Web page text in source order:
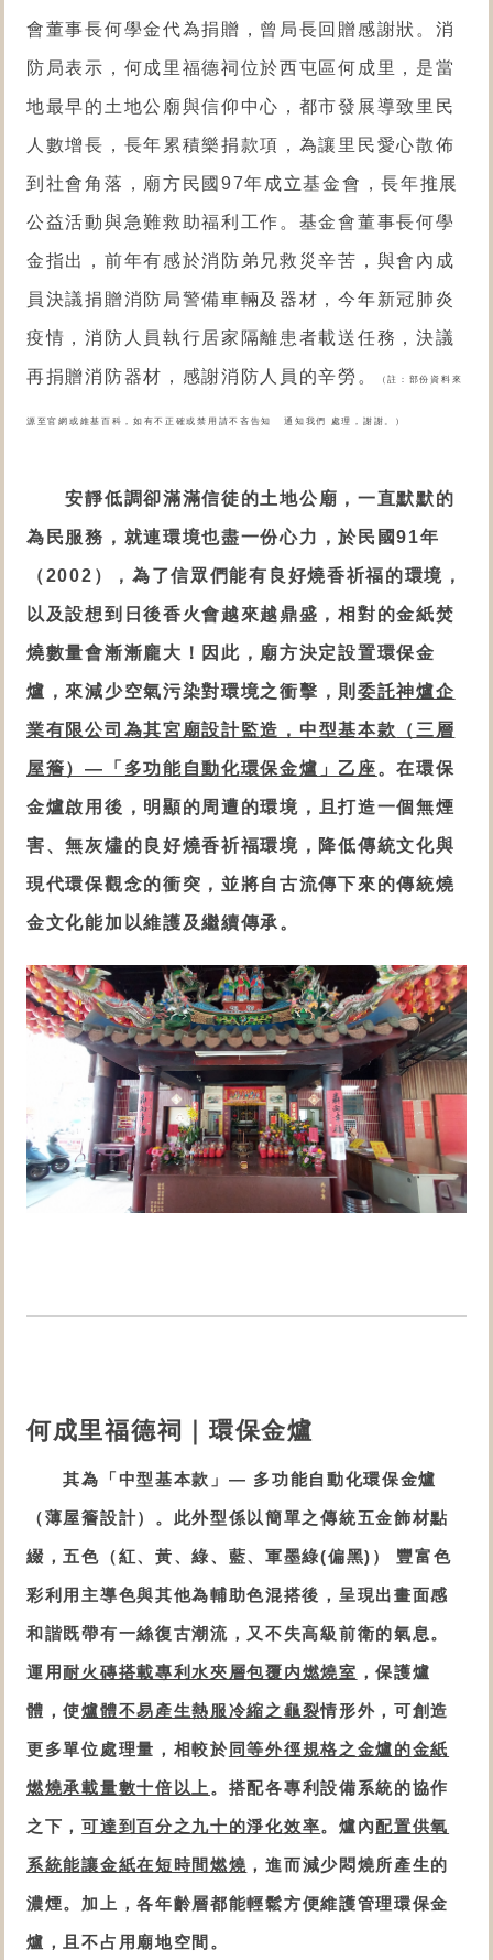
會董事長何學金代為捐贈，曾局長回贈感謝狀。消
防局表示，何成里福德祠位於西屯區何成里，是當
地最早的土地公廟與信仰中心，都市發展導致里民
人數增長，長年累積樂捐款項，為讓里民愛心散佈
到社會角落，廟方民國97年成立基金會，長年推展
公益活動與急難救助福利工作。基金會董事長何學
金指出，前年有感於消防弟兄救災辛苦，與會內成
員決議捐贈消防局警備車輛及器材，今年新冠肺炎
疫情，消防人員執行居家隔離患者載送任務，決議
再捐贈消防器材，感謝消防人員的辛勞。 （註：部份資料來
源至官網或維基百科，如有不正確或禁用請不吝告知 通知我們 處理，謝謝。）
安靜低調卻滿滿信徒的土地公廟，一直默默的
為民服務 ，就連環境也盡一份心力，於民國91年
（2002）， 為了信眾們能有良好燒香祈福的環境，
以及設想到日後香火會越來越鼎盛，相對的金紙焚
燒數量會漸漸龐大！因此，廟方決定設置環保金
爐 ，來減少空氣污染對環境之衝擊，則 委託神爐企
業有限公司為其宮廟設計監造， 中型基本款 （三層
屋簷）—「多功能自動化環保金爐 」乙座。在環保
金爐啟用後，明顯的周遭的環境，且打造一個無煙
害、無灰燼的良好燒香祈福環境，降低傳統文化與
現代環保觀念的衝突，並將自古流傳下來的傳統燒
金文化能加以維護及繼續傳承。
何成里福德祠｜環保金爐
其為「中型基本款 」— 多功能自動化環保金爐
（薄屋簷設計）。此外型係以簡單之傳統五金飾材點
綴，五色（紅、黃、綠、藍、軍墨綠(偏黑)） 豐富色
彩利用主導色與其他為輔助色混搭後，呈現出畫面感
和諧既帶有一絲復古潮流，又不失高級前衛的氣息。
運用耐火磚搭載專利水夾層包覆内燃燒室 ，保護爐
體，使爐體不易產生熱服冷縮之龜裂情形外，可創造
更多單位處理量 ，相較於 同等外徑規格之金爐的金紙
燃燒承載量數十倍以上 。 搭配各專利設備系統的協作
之下 ，可達到百分之九十的淨化效率。爐內配置供氧
系統能讓金紙在短時間燃燒 ，進而減少悶燒所產生的
濃煙。 加上，各年齡層都能輕鬆方便維護管理環保金
爐 ， 且不占用廟地空間 。